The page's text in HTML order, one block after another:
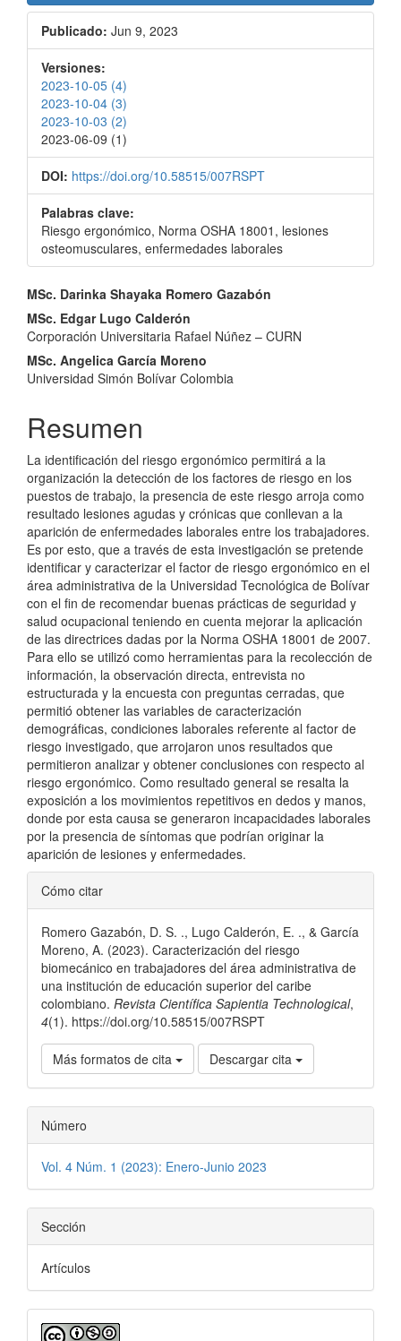
Publicado: Jun 9, 2023
Versiones:
2023-10-05 (4)
2023-10-04 (3)
2023-10-03 (2)
2023-06-09 (1)
DOI: https://doi.org/10.58515/007RSPT
Palabras clave:
Riesgo ergonómico, Norma OSHA 18001, lesiones
osteomusculares, enfermedades laborales
Contenido
principal
del
artículo
MSc. Darinka Shayaka Romero Gazabón
MSc. Edgar Lugo Calderón
Corporación Universitaria Rafael Núñez – CURN
MSc. Angelica García Moreno
Universidad Simón Bolívar Colombia
Resumen
La identificación del riesgo ergonómico permitirá a la
organización la detección de los factores de riesgo en los
puestos de trabajo, la presencia de este riesgo arroja como
resultado lesiones agudas y crónicas que conllevan a la
aparición de enfermedades laborales entre los trabajadores.
Es por esto, que a través de esta investigación se pretende
identificar y caracterizar el factor de riesgo ergonómico en el
área administrativa de la Universidad Tecnológica de Bolívar
con el fin de recomendar buenas prácticas de seguridad y
salud ocupacional teniendo en cuenta mejorar la aplicación
de las directrices dadas por la Norma OSHA 18001 de 2007.
Para ello se utilizó como herramientas para la recolección de
información, la observación directa, entrevista no
estructurada y la encuesta con preguntas cerradas, que
permitió obtener las variables de caracterización
demográficas, condiciones laborales referente al factor de
riesgo investigado, que arrojaron unos resultados que
permitieron analizar y obtener conclusiones con respecto al
riesgo ergonómico. Como resultado general se resalta la
exposición a los movimientos repetitivos en dedos y manos,
donde por esta causa se generaron incapacidades laborales
por la presencia de síntomas que podrían originar la
aparición de lesiones y enfermedades.
Detalles
del
artículo
Cómo citar
Romero Gazabón, D. S. ., Lugo Calderón, E. ., & García
Moreno, A. (2023). Caracterización del riesgo
biomecánico en trabajadores del área administrativa de
una institución de educación superior del caribe
colombiano. Revista Científica Sapientia Technological,
4(1). https://doi.org/10.58515/007RSPT
Más formatos de cita Descargar cita
Número
Vol. 4 Núm. 1 (2023): Enero-Junio 2023
Sección
Artículos